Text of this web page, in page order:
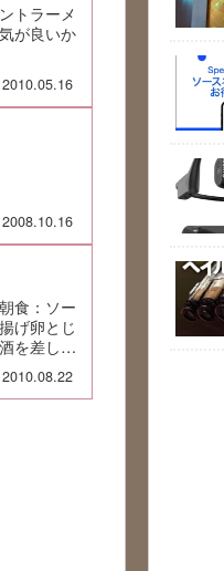
トラーメ
が良いか
2010.05.16
2008.10.16
食：ソー
げ卵とじ
を差し入
2010.08.22